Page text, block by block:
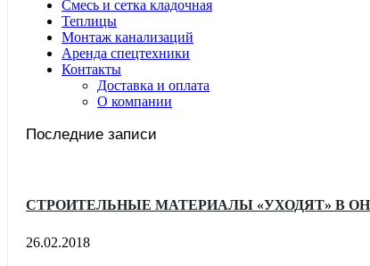
Смесь и сетка кладочная
Теплицы
Монтаж канализаций
Аренда спецтехники
Контакты
Доставка и оплата
О компании
Последние записи
СТРОИТЕЛЬНЫЕ МАТЕРИАЛЫ «УХОДЯТ» В
26.02.2018